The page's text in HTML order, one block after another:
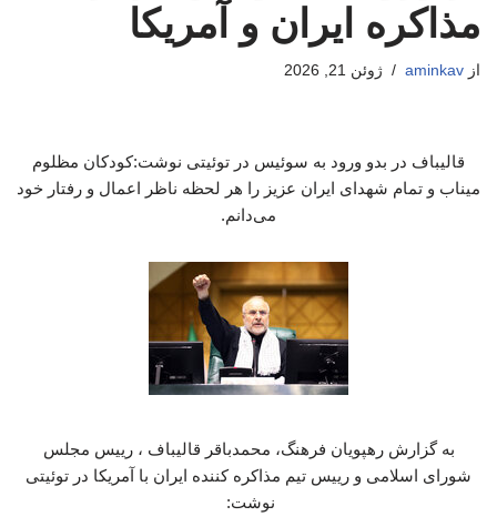
مذاکره ایران و آمریکا
از aminkav ژوئن 21, 2026
قالیباف در بدو ورود به سوئیس در توئیتی نوشت:کودکان مظلوم
میناب و تمام شهدای ایران عزیز را هر لحظه ناظر اعمال و رفتار خود
می‌دانم.
به گزارش رهپویان فرهنگ، محمدباقر قالیباف ، رییس مجلس
شورای اسلامی و رییس تیم مذاکره کننده ایران با آمریکا در توئیتی
نوشت: